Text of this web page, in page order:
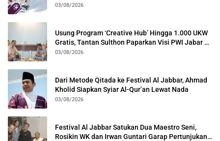
Lintas Generasi
03/08/2026
Usung Program ‘Creative Hub’ Hingga 1.000 UKW
Gratis, Tantan Sulthon Paparkan Visi PWI Jabar di
Kota Bogor
03/08/2026
Dari Metode Qitada ke Festival Al Jabbar, Ahmad
Kholid Siapkan Syiar Al-Qur’an Lewat Nada
03/08/2026
Festival Al Jabbar Satukan Dua Maestro Seni,
Rosikin WK dan Irwan Guntari Garap Pertunjukan